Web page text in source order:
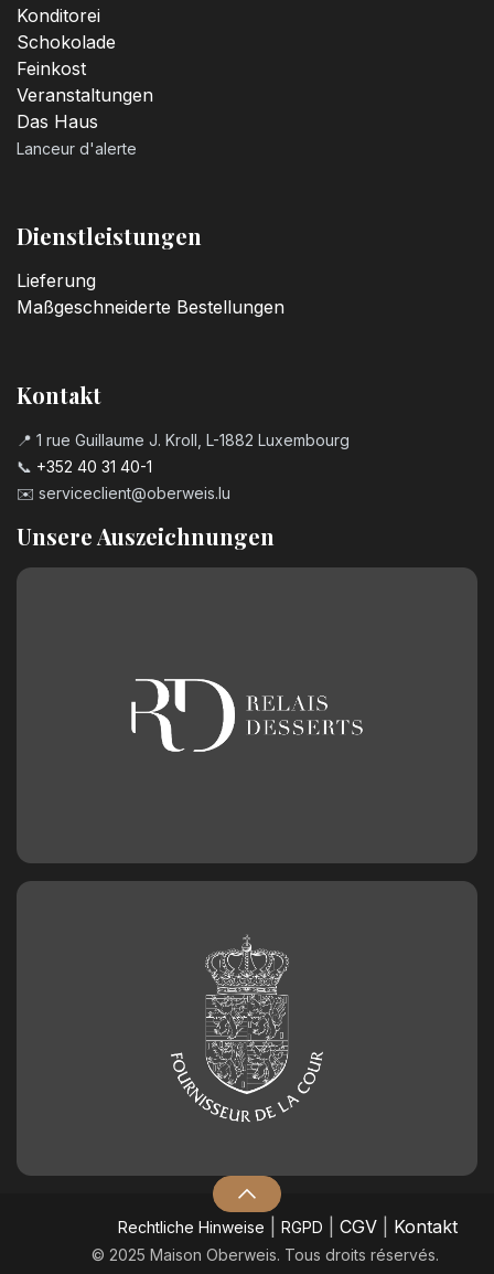
Konditorei
Schokolade
Feinkost
Veranstaltungen
Das Haus
Lanceur d'alerte
Dienstleistungen
Lieferung
Maßgeschneiderte Bestellungen
Kontakt
📍 1 rue Guillaume J. Kroll, L-1882 Luxembourg
📞 +352 40 31 40-1
✉️ serviceclient@oberweis.lu
Unsere Auszeichnungen
​Rechtliche Hinweise RGPD CGV| Kontakt
© 2025 Maison Oberweis. Tous droits réservés.